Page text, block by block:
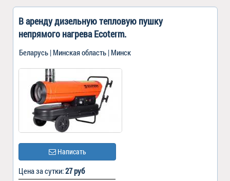
В аренду дизельную тепловую пушку
непрямого нагрева Ecoterm.
Беларусь | Минская область | Минск
Написать
Цена за сутки:27 руб